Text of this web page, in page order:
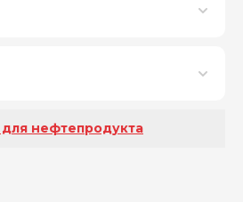
нефтепродукта